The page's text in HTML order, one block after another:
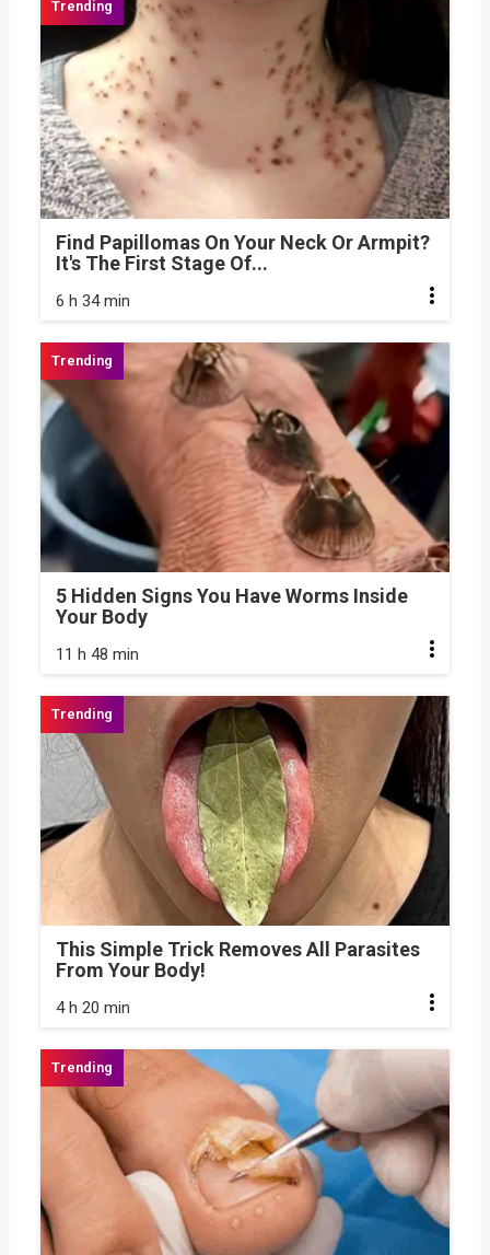
Find Papillomas On Your Neck Or Armpit?
It's The First Stage Of...
6 h 34 min
5 Hidden Signs You Have Worms Inside
Your Body
11 h 48 min
This Simple Trick Removes All Parasites
From Your Body!
4 h 20 min